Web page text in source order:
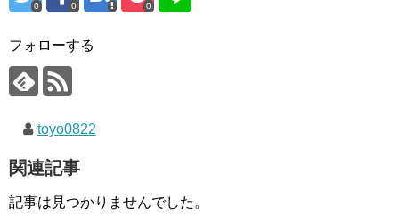
0 0 0
フォローする
toyo0822
関連記事
記事は見つかりませんでした。